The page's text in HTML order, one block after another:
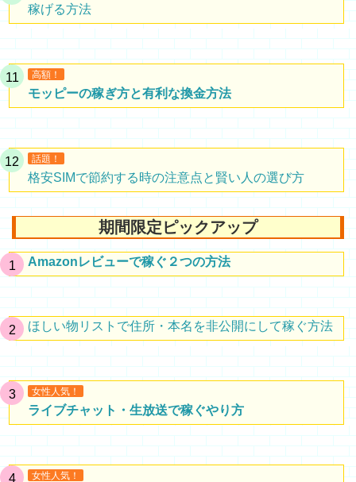
稼げる方法
高額！
モッピーの稼ぎ方と有利な換金方法
話題！
格安SIMで節約する時の注意点と賢い人の選び方
期間限定ピックアップ
Amazonレビューで稼ぐ２つの方法
ほしい物リストで住所・本名を非公開にして稼ぐ方法
女性人気！
ライブチャット・生放送で稼ぐやり方
女性人気！